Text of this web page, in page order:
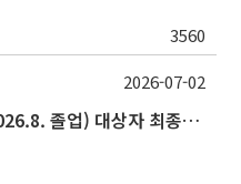
3560
2025학년도 후기 학위수여(2026.8. 졸업) 대상자 최종인준 논문 제출 안내
2026-07-02